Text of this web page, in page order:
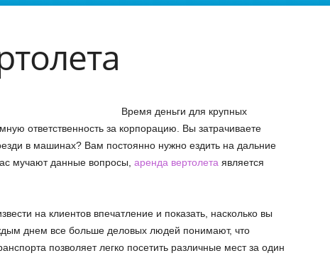
Время деньги для крупных
ответственность за корпорацию. Вы затрачиваете
в машинах? Вам постоянно нужно ездить на дальние
мучают данные вопросы, аренда вертолета является
на клиентов впечатление и показать, насколько вы
днем все больше деловых людей понимают, что
позволяет легко посетить различные мест за один